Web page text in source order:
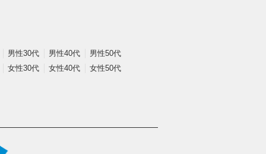
男性30代 男性40代
男性50代
女性30代 女性40代 女性50代